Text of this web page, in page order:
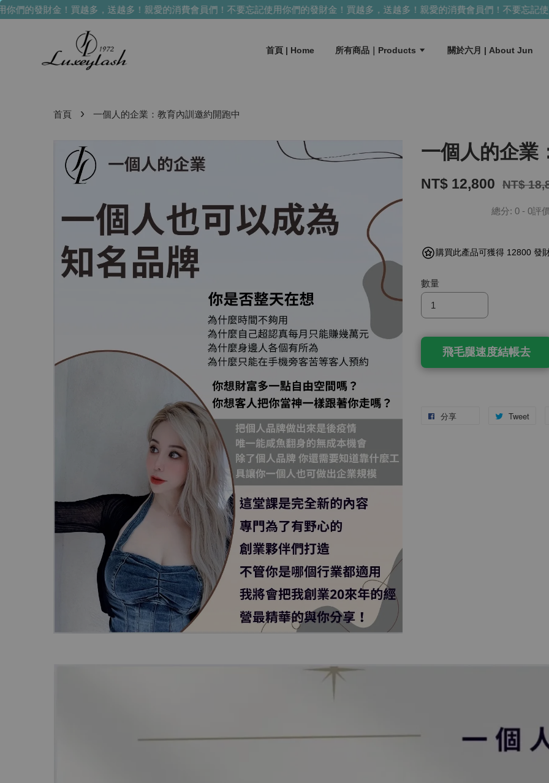
金！買越多，送越多！ 親愛的消費會員們！不要忘記使用你們的發財金！買越多，送越多！ 親愛的消費會員們！不要忘記使用你們的
首頁 | Home 所有商品｜Products 關於六月 | About Jun
首頁 › 一個人的企業：教育內訓邀約開跑中
一個人的企業
NT$ 12,800 NT$
總分: 0 - 0評
購買此產品可獲得 12800 發
數量
飛毛腿速度結帳去
分享 Tweet